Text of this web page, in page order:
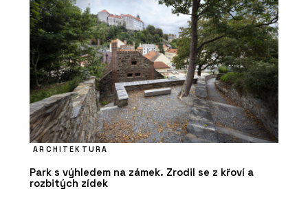
ARCHITEKTURA
Park s výhledem na zámek. Zrodil se z křoví a
rozbitých zídek